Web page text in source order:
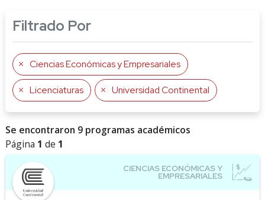
Filtrado Por
Ciencias Económicas y Empresariales
Licenciaturas Universidad Continental
Se encontraron 9 programas académicos
Página 1 de 1